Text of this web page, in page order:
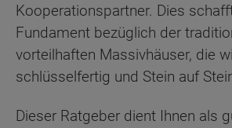
Kooperationspartner. Dies
Fundament bezüglich der
vorteilhaften Massivhäuser, die
schlüsselfertig und Stein auf
Dieser Ratgeber dient Ihnen als